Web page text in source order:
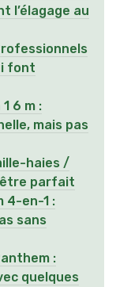
l’élagage au
font
6 m :
mais pas
haies /
être parfait
4-en-1 :
sans
:
quelques